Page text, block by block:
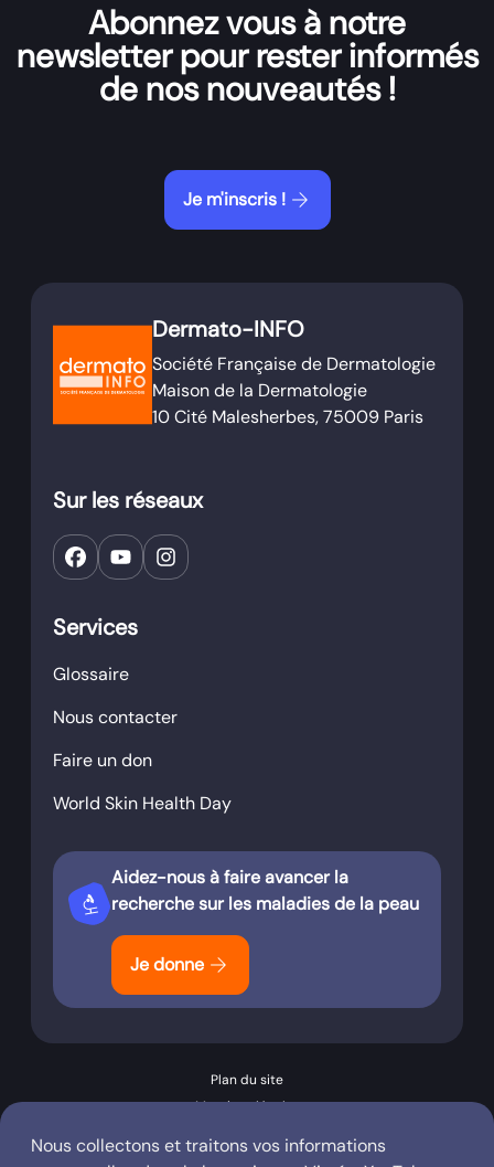
Nous collectons et traitons vos informations
Abonnez vous à notre
newsletter pour rester informés
de nos nouveautés !
Je m'inscris ! arrow_forward
Dermato-INFO
Société Française de Dermatologie
Maison de la Dermatologie
10 Cité Malesherbes, 75009 Paris
Sur les réseaux
Services
Glossaire
Nous contacter
Faire un don
World Skin Health Day
biotech
Aidez-nous à faire avancer la
recherche sur les maladies de la peau
Je donne arrow_forward
Plan du site
Mentions légales